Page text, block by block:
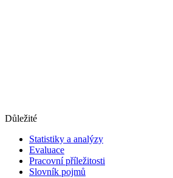
Důležité
Statistiky a analýzy
Evaluace
Pracovní příležitosti
Slovník pojmů